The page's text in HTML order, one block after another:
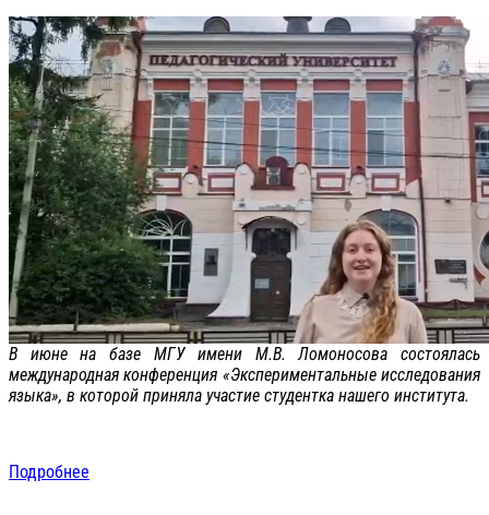
В июне на базе МГУ имени М.В. Ломоносова состоялась
международная конференция «Экспериментальные исследования
языка», в которой приняла участие студентка нашего института.
Подробнее